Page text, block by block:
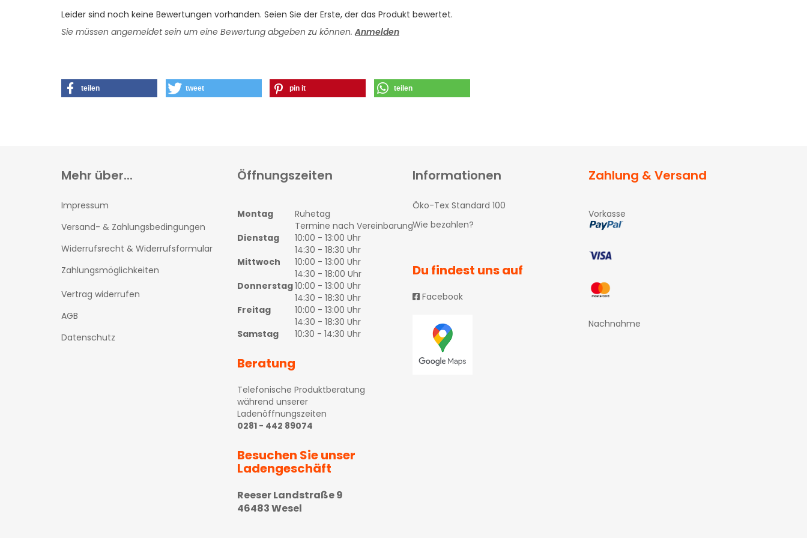
Leider sind noch keine Bewertungen vorhanden. Seien Sie der Erste, der das Produkt bewertet.
Sie müssen angemeldet sein um eine Bewertung abgeben zu können. Anmelden
teilen tweet pin it teilen
Mehr über...
Impressum
Versand- & Zahlungsbedingungen
Widerrufsrecht & Widerrufsformular
Zahlungsmöglichkeiten
Vertrag widerrufen
AGB
Datenschutz
Öffnungszeiten
Montag
Ruhetag
Termine nach Vereinbarung
Dienstag
10:00 - 13:00 Uhr
14:30 - 18:30 Uhr
Mittwoch
10:00 - 13:00 Uhr
14:30 - 18:00 Uhr
Donnerstag10:00 - 13:00 Uhr
14:30 - 18:30 Uhr
Freitag
10:00 - 13:00 Uhr
14:30 - 18:30 Uhr
Samstag
10:30 - 14:30 Uhr
Beratung
Telefonische Produktberatung
während unserer
Ladenöffnungszeiten
0281 - 442 89074
Besuchen Sie unser
Ladengeschäft
Reeser Landstraße 9
46483 Wesel
Informationen
Öko-Tex Standard 100
Wie bezahlen?
Du findest uns auf
Facebook
Zahlung & Versand
Vorkasse
Nachnahme